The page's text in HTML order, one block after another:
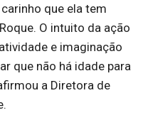
que ela tem
O intuito da ação
e imaginação
que não há idade para
a Diretora de